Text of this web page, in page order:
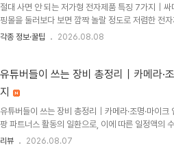
절대 사면 안 되는 저가형 전자제품 특징 7가지｜
핑몰을 둘러보다 보면 깜짝 놀랄 정도로 저렴한 전
어폰부터 충전기, 보조배터리, 멀티탭, 블루투스 스
의 품질까지 희생한 제품입니다. 몇천 원 아끼려고
나거나, 결국 다른 제품을 다시 구입하면 오히려 돈
용하는 제품은 단순한 내구성 문제를 넘어 안전까지
형 전자제..
각종 정보·꿀팁 2026.08.08
유튜버들이 쓰는 장비 총정리｜카메라·
지
유튜버들이 쓰는 장비 총정리｜카메라·조명·마이
팡 파트너스 활동의 일환으로, 이에 따른 일정액의
하려고 하면 가장 먼저 고민하게 되는 것이 바로 촬
리뷰 2026.08.07